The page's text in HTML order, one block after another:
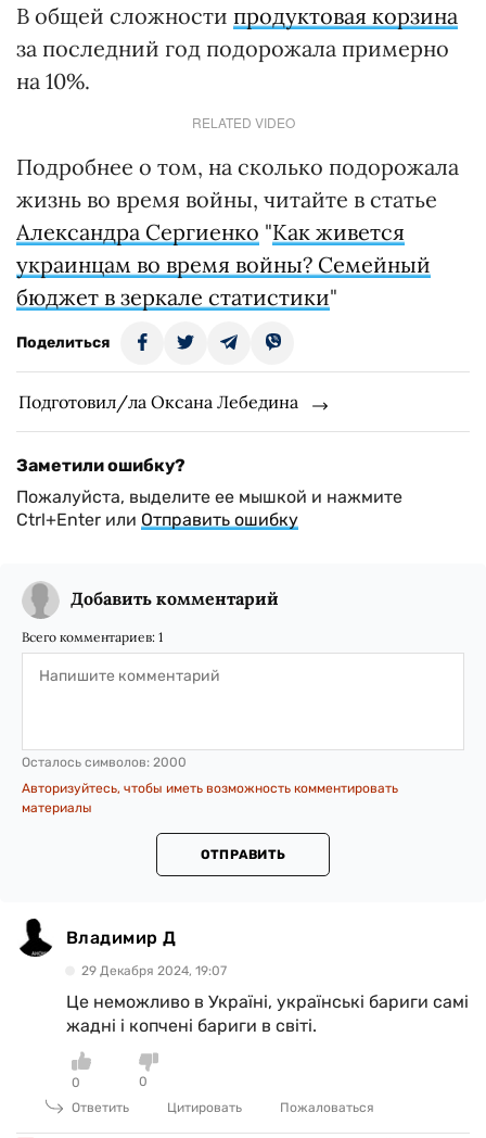
В общей сложности продуктовая корзина
за последний год подорожала примерно
на 10%.
RELATED VIDEO
Подробнее о том, на сколько подорожала
жизнь во время войны, читайте в статье
Александра Сергиенко "Как живется
украинцам во время войны? Семейный
бюджет в зеркале статистики"
Поделиться
Подготовил/ла Оксана Лебедина
Заметили ошибку?
Пожалуйста, выделите ее мышкой и нажмите
Ctrl+Enter или Отправить ошибку
Добавить комментарий
Всего комментариев: 1
Осталось символов: 2000
Авторизуйтесь, чтобы иметь возможность комментировать
материалы
ОТПРАВИТЬ
Владимир Д
29 Декабря 2024, 19:07
Це неможливо в Україні, українські бариги самі
жадні і копчені бариги в світі.
0
0
Ответить
Цитировать Пожаловаться